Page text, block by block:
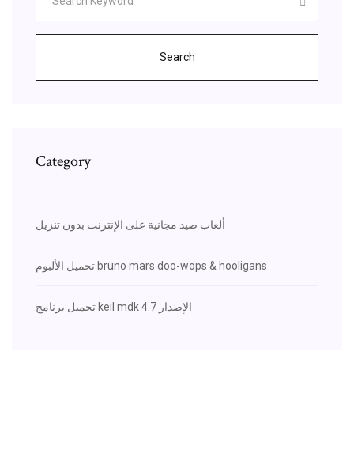
Search
Category
ألعاب صيد مجانية على الإنترنت بدون تنزيل
تحميل الألبوم bruno mars doo-wops & hooligans
تحميل برنامج keil mdk الإصدار 4.7